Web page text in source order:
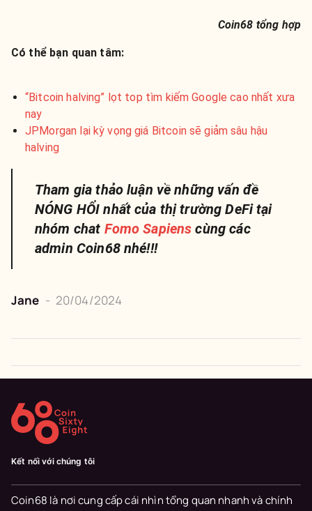
Coin68 tổng hợp
Có thể bạn quan tâm:
“Bitcoin halving” lọt top tìm kiếm Google cao nhất xưa
nay
JPMorgan lại kỳ vọng giá Bitcoin sẽ giảm sâu hậu
halving
Tham gia thảo luận về những vấn đề
NÓNG HỔI nhất của thị trường DeFi tại
nhóm chat Fomo Sapiens cùng các
admin Coin68 nhé!!!
Jane - 20/04/2024
Kết nối với chúng tôi
Coin68 là nơi cung cấp cái nhìn tổng quan nhanh và chính